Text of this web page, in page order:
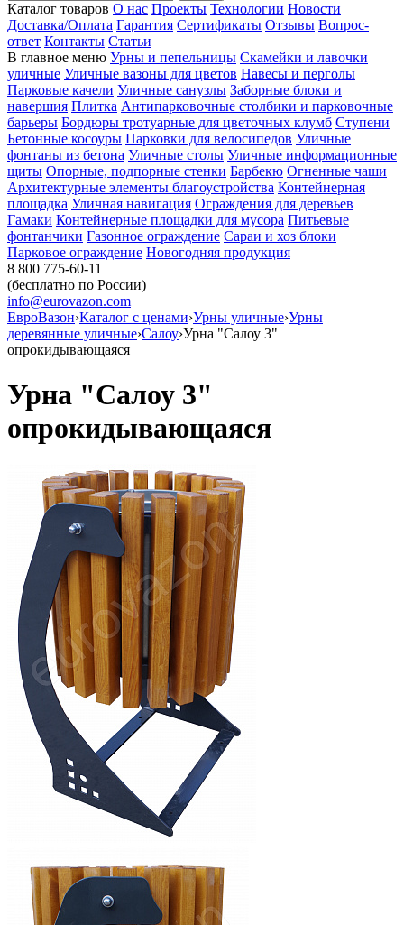
Каталог товаров О нас Проекты Технологии Новости
Доставка/Оплата Гарантия Сертификаты Отзывы Вопрос-
ответ Контакты Статьи
В главное меню Урны и пепельницы Скамейки и лавочки
уличные Уличные вазоны для цветов Навесы и перголы
Парковые качели Уличные санузлы Заборные блоки и
навершия Плитка Антипарковочные столбики и парковочные
барьеры Бордюры тротуарные для цветочных клумб Ступени
Бетонные косоуры Парковки для велосипедов Уличные
фонтаны из бетона Уличные столы Уличные информационные
щиты Опорные, подпорные стенки Барбекю Огненные чаши
Архитектурные элементы благоустройства Контейнерная
площадка Уличная навигация Ограждения для деревьев
Гамаки Контейнерные площадки для мусора Питьевые
фонтанчики Газонное ограждение Сараи и хоз блоки
Парковое ограждение Новогодняя продукция
8 800 775-60-11
(бесплатно по России)
info@eurovazon.com
ЕвроВазон›Каталог с ценами›Урны уличные›Урны
деревянные уличные›Салоу›Урна "Салоу 3"
опрокидывающаяся
Урна "Салоу 3"
опрокидывающаяся